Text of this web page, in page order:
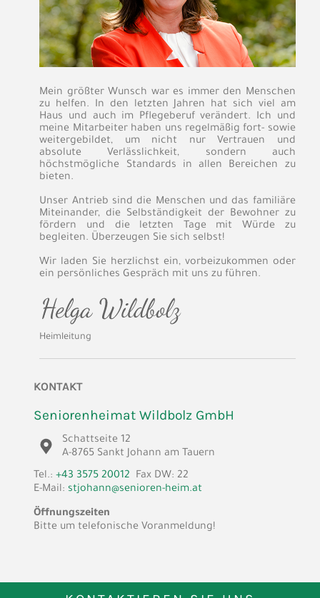
Mein größter Wunsch war es immer den Menschen
zu helfen. In den letzten Jahren hat sich viel am
Haus und auch im Pflegeberuf verändert. Ich und
meine Mitarbeiter haben uns regelmäßig fort- sowie
weitergebildet, um nicht nur Vertrauen und
absolute Verlässlichkeit, sondern auch
höchstmögliche Standards in allen Bereichen zu
bieten.
Unser Antrieb sind die Menschen und das familiäre
Miteinander, die Selbständigkeit der Bewohner zu
fördern und die letzten Tage mit Würde zu
begleiten. Überzeugen Sie sich selbst!
Wir laden Sie herzlichst ein, vorbeizukommen oder
ein persönliches Gespräch mit uns zu führen.
Heimleitung
KONTAKT
Seniorenheimat Wildbolz GmbH
Schattseite 12
A-8765 Sankt Johann am Tauern
Tel.: +43 3575 20012 Fax DW: 22
E-Mail: stjohann@senioren-heim.at
Öffnungszeiten
Bitte um telefonische Voranmeldung!